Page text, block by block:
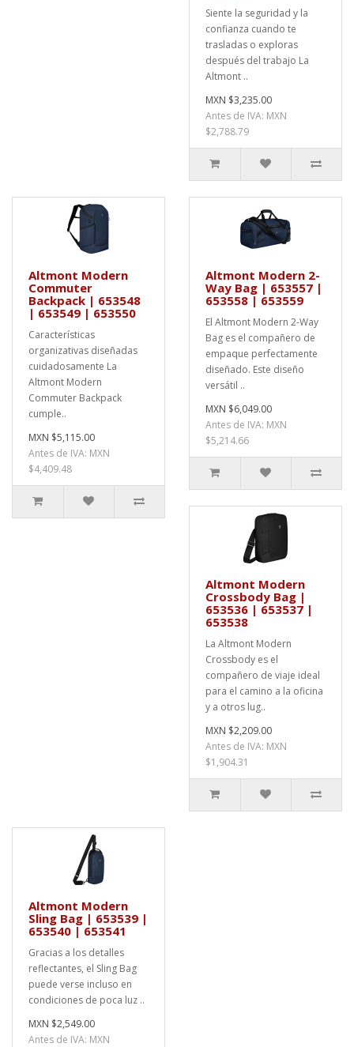
Siente la seguridad y la
confianza cuando te
trasladas o exploras
después del trabajo La
Altmont ..
MXN $3,235.00
Antes de IVA: MXN
$2,788.79
Altmont Modern
Commuter
Backpack | 653548
| 653549 | 653550
Características
organizativas diseñadas
cuidadosamente La
Altmont Modern
Commuter Backpack
cumple..
MXN $5,115.00
Antes de IVA: MXN
$4,409.48
Altmont Modern 2-
Way Bag | 653557 |
653558 | 653559
El Altmont Modern 2-Way
Bag es el compañero de
empaque perfectamente
diseñado. Este diseño
versátil ..
MXN $6,049.00
Antes de IVA: MXN
$5,214.66
Altmont Modern
Crossbody Bag |
653536 | 653537 |
653538
La Altmont Modern
Crossbody es el
compañero de viaje ideal
para el camino a la oficina
y a otros lug..
MXN $2,209.00
Antes de IVA: MXN
$1,904.31
Altmont Modern
Sling Bag | 653539 |
653540 | 653541
Gracias a los detalles
reflectantes, el Sling Bag
puede verse incluso en
condiciones de poca luz ..
MXN $2,549.00
Antes de IVA: MXN